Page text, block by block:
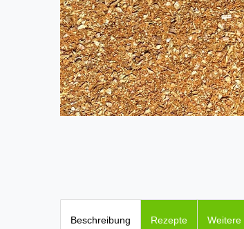
Beschreibung Rezepte Weitere